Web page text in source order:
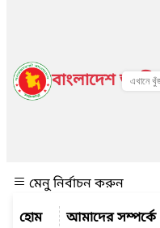
বাংলাদেশ
মেনু নির্বাচন করুন
আমাদের সম্পর্কে